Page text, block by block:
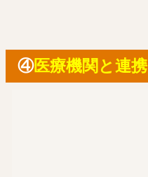
④医療機関と連携